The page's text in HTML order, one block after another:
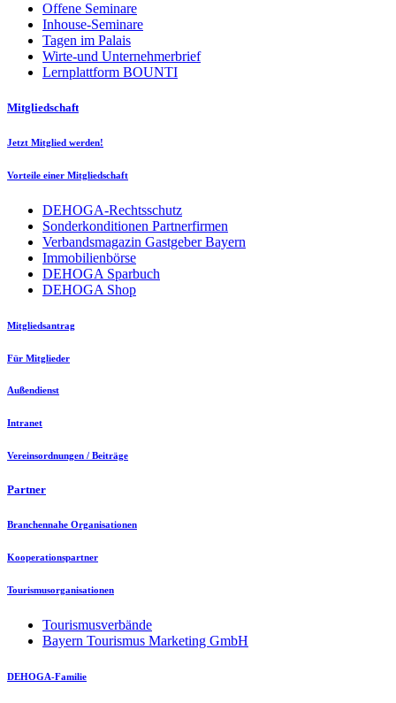
Offene Seminare
Inhouse-Seminare
Tagen im Palais
Wirte-und Unternehmerbrief
Lernplattform BOUNTI
Mitgliedschaft
Jetzt Mitglied werden!
Vorteile einer Mitgliedschaft
DEHOGA-Rechtsschutz
Sonderkonditionen Partnerfirmen
Verbandsmagazin Gastgeber Bayern
Immobilienbörse
DEHOGA Sparbuch
DEHOGA Shop
Mitgliedsantrag
Für Mitglieder
Außendienst
Intranet
Vereinsordnungen / Beiträge
Partner
Branchennahe Organisationen
Kooperationspartner
Tourismusorganisationen
Tourismusverbände
Bayern Tourismus Marketing GmbH
DEHOGA-Familie